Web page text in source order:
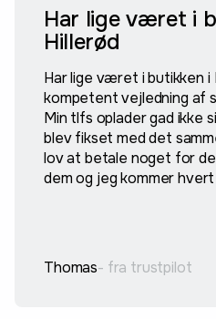
Har lige været i
Hillerød
Har lige været i butikken i
kompetent vejledning af
Min tlfs oplader gad ikke
blev fikset med det
lov at betale noget for
dem og jeg kommer hvert
Thomas- fra trustpilot